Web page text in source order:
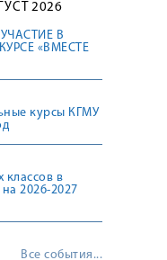
2026
В
«ВМЕСТЕ
курсы КГМУ
классов в
2026-2027
Все события...